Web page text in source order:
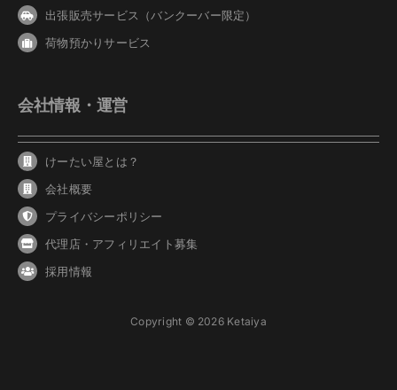
出張販売サービス（バンクーバー限定）
荷物預かりサービス
会社情報・運営
けーたい屋とは？
会社概要
プライバシーポリシー
代理店・アフィリエイト募集
採用情報
Copyright © 2026 Ketaiya